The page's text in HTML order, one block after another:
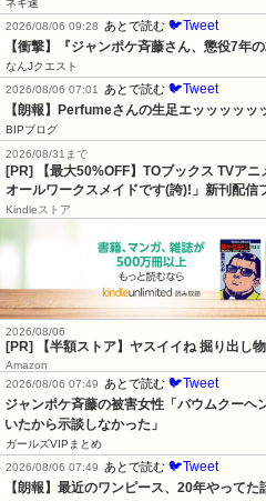
ネギ速
2026/08/06 09:28
あとで読む 🐦Tweet
【衝撃】『ジャンポケ斉藤さん、懲役7年
なんJクエスト
2026/08/06 07:01
あとで読む 🐦Tweet
【朗報】Perfumeさんの生足エッッッッッ
BIPブログ
2026/08/31まで
[PR] 【最大50%OFF】TOブックス TVアニ
オールワークスメイドです(誇)!」新刊配信
Kindleストア
2026/08/06
[PR] 【半額ストア】ヤスイイね 掘り出し
Amazon
2026/08/06 07:49
あとで読む 🐦Tweet
ジャンポケ斉藤の被害女性「バウムクーヘ
いたから示談しなかった」
ガールズVIPまとめ
2026/08/06 07:49
あとで読む 🐦Tweet
【朗報】最近のワンピース、20年やって